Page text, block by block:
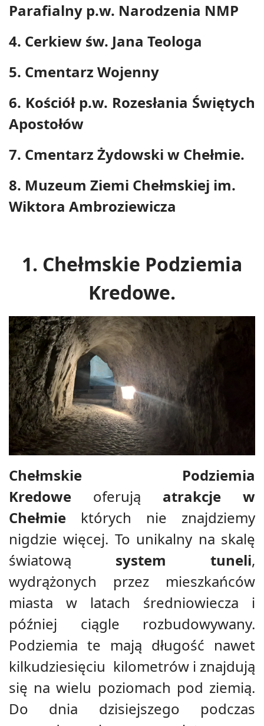
Parafialny p.w. Narodzenia NMP
4. Cerkiew św. Jana Teologa
5. Cmentarz Wojenny
6. Kościół p.w. Rozesłania Świętych
Apostołów
7. Cmentarz Żydowski w Chełmie.
8. Muzeum Ziemi Chełmskiej im.
Wiktora Ambroziewicza
1. Chełmskie Podziemia
Kredowe.
Chełmskie Podziemia
Kredowe oferują atrakcje w
Chełmie których nie znajdziemy
nigdzie więcej. To unikalny na skalę
światową system tuneli,
wydrążonych przez mieszkańców
miasta w latach średniowiecza i
później ciągle rozbudowywany.
Podziemia te mają długość nawet
kilkudziesięciu kilometrów i znajdują
się na wielu poziomach pod ziemią.
Do dnia dzisiejszego podczas